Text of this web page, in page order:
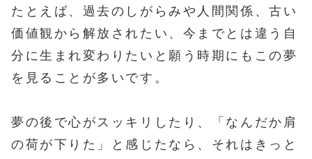
たとえば、過去のしがらみや人間関係、古い
価値観から解放されたい、今までとは違う自
分に生まれ変わりたいと願う時期にもこの夢
を見ることが多いです。
夢の後で心がスッキリしたり、「なんだか肩
の荷が下りた」と感じたなら、それはきっと